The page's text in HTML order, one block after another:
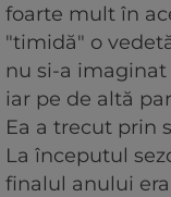
foarte mult în
"timidă" o
nu si-a
iar pe de altă
Ea a trecut prin
La începutul
finalul anului